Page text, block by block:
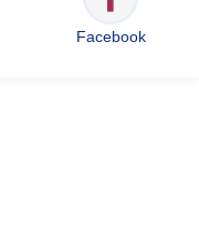
Facebook